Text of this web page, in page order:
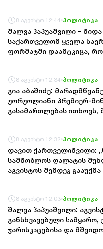
გასკდომის სერიას
8 აგვისტო 12:44 პოლიტიკა
შალვა პაპუაშვილი –
საქართველომ ყველა
ფორმატში დაამტკიცა,
8 აგვისტო 12:34 პოლიტიკა
გია აბაშიძე:
ჟორჟოლიანი პრემიერ-
გასამართლებას ითხოვს,
8 აგვისტო 12:32 პოლიტიკა
დავით ქართველიშვილი:
სამშობლოს ღალატის
აგვისტოს შემდეგ
რომელი მათგანი
ხელისუფლება, არა
თუნდაც საკუთარი
აღადგინა სამშობლოს
8 აგვისტო 12:03 პოლიტიკა
შალვა პაპუაშვილი:
განსხვავებული
ჯარისკაცებისა და